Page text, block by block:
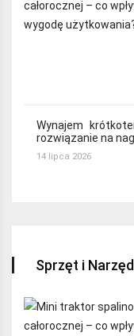
Wynajem
rozwiązanie na
14 lipca 2026
Sprzęt i